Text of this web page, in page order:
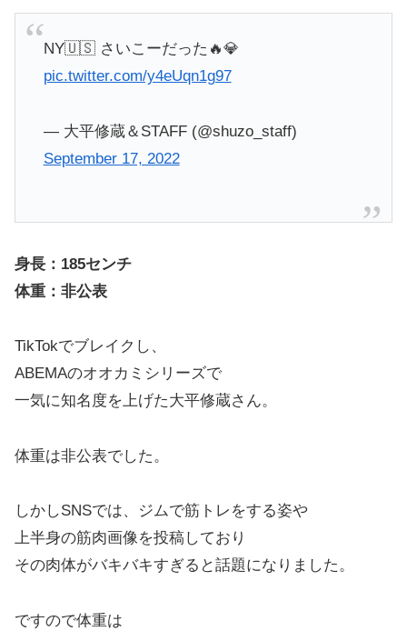
NY🇺🇸 さいこーだった🔥💎
pic.twitter.com/y4eUqn1g97
— 大平修蔵＆STAFF (@shuzo_staff)
September 17, 2022
身長：185センチ
体重：非公表
TikTokでブレイクし、
ABEMAのオオカミシリーズで
一気に知名度を上げた大平修蔵さん。
体重は非公表でした。
しかしSNSでは、ジムで筋トレをする姿や
上半身の筋肉画像を投稿しており
その肉体がバキバキすぎると話題になりました。
ですので体重は